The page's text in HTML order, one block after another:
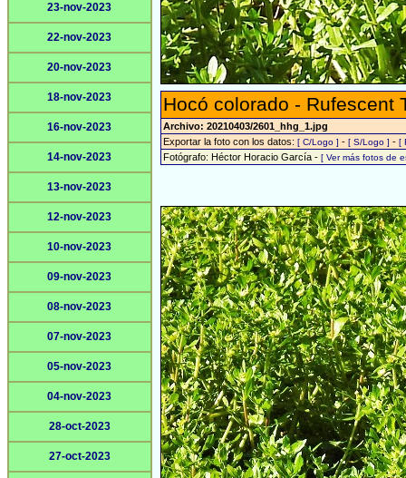
23-nov-2023
22-nov-2023
20-nov-2023
18-nov-2023
16-nov-2023
14-nov-2023
13-nov-2023
12-nov-2023
10-nov-2023
09-nov-2023
08-nov-2023
07-nov-2023
05-nov-2023
04-nov-2023
28-oct-2023
27-oct-2023
Hocó colorado - Rufescent
Archivo: 20210403/2601_hhg_1.jpg
Exportar la foto con los datos: [ C/Logo ] - [ S/Logo ] - [
Fotógrafo: Héctor Horacio García - [ Ver más fotos de